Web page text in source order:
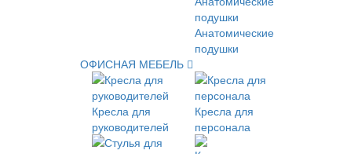
Анатомические
подушки
ОФИСНАЯ МЕБЕЛЬ
Кресла для
руководителей
Кресла для
персонала